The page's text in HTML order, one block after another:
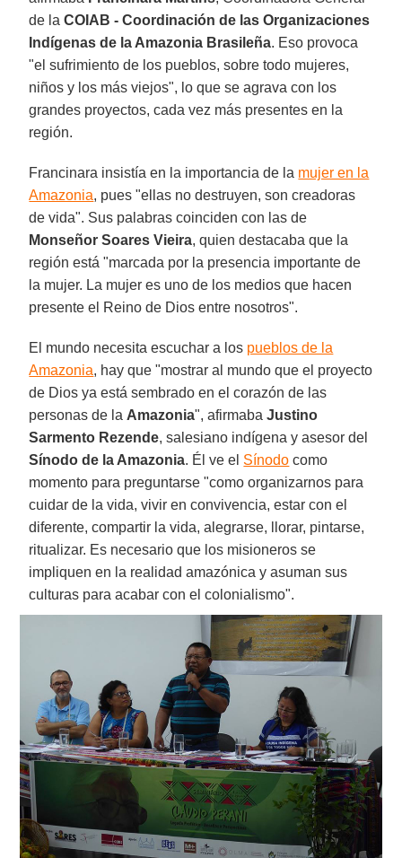
de laCOIAB - Coordinación de las Organizaciones
Indígenas de la Amazonia Brasileña. Eso provoca
"el sufrimiento de los pueblos, sobre todo mujeres,
niños y los más viejos", lo que se agrava con los
grandes proyectos, cada vez más presentes en la
región.
Francinara insistía en la importancia de la mujer en la
Amazonia, pues "ellas no destruyen, son creadoras
de vida". Sus palabras coinciden con las de
Monseñor Soares Vieira, quien destacaba que la
región está "marcada por la presencia importante de
la mujer. La mujer es uno de los medios que hacen
presente el Reino de Dios entre nosotros".
El mundo necesita escuchar a los pueblos de la
Amazonia, hay que "mostrar al mundo que el proyecto
de Dios ya está sembrado en el corazón de las
personas de la Amazonia", afirmabaJustino
Sarmento Rezende, salesiano indígena y asesor del
Sínodo de la Amazonia. Él ve el Sínodo como
momento para preguntarse "como organizarnos para
cuidar de la vida, vivir en convivencia, estar con el
diferente, compartir la vida, alegrarse, llorar, pintarse,
ritualizar. Es necesario que los misioneros se
impliquen en la realidad amazónica y asuman sus
culturas para acabar con el colonialismo".